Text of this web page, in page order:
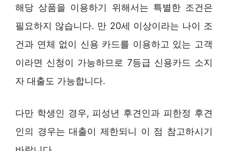
해당 상품을 이용하기 위해서는 특별한 조건은
필요하지 않습니다. 만 20세 이상이라는 나이 조
건과 연체 없이 신용 카드를 이용하고 있는 고객
이라면 신청이 가능하므로 7등급 신용카드 소지
자 대출도 가능합니다.
다만 학생인 경우, 피성년 후견인과 피한정 후견
인의 경우는 대출이 제한되니 이 점 참고하시기